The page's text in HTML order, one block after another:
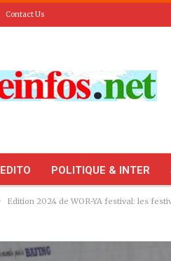
Contact Us
EDITO POLITIQUE & INTER
Edition 2024 de WOR-YA festival: les